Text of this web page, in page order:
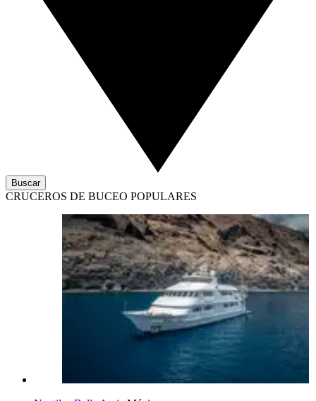
Buscar
CRUCEROS DE BUCEO POPULARES